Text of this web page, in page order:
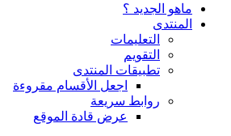
ماهو الجديد ؟
المنتدى
التعليمات
التقويم
تطبيقات المنتدى
اجعل الأقسام مقروءة
روابط سريعة
عرض قادة الموقع